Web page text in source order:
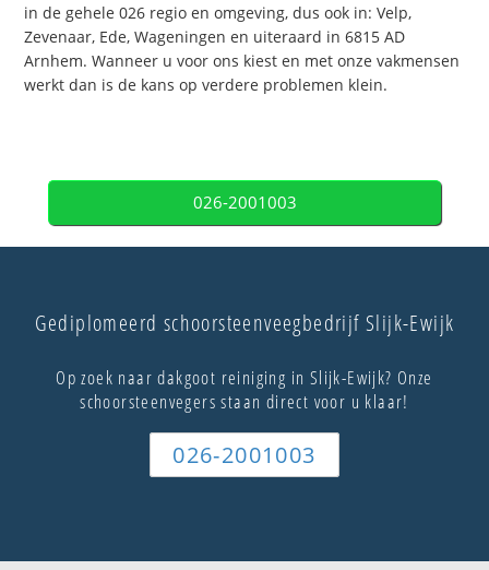
in de gehele 026 regio en omgeving, dus ook in: Velp,
Zevenaar, Ede, Wageningen en uiteraard in 6815 AD
Arnhem. Wanneer u voor ons kiest en met onze vakmensen
werkt dan is de kans op verdere problemen klein.
026-2001003
Gediplomeerd schoorsteenveegbedrijf Slijk-Ewijk
Op zoek naar dakgoot reiniging in Slijk-Ewijk? Onze
schoorsteenvegers staan direct voor u klaar!
026-2001003